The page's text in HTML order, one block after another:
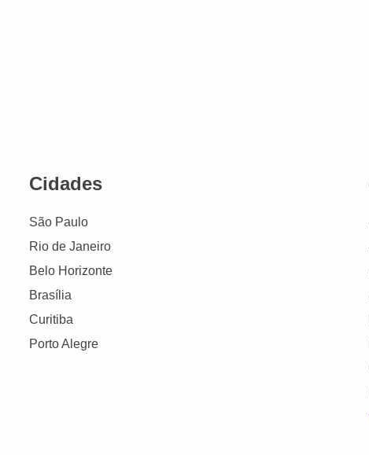
Cidades
São Paulo
Rio de Janeiro
Belo Horizonte
Brasília
Curitiba
Porto Alegre